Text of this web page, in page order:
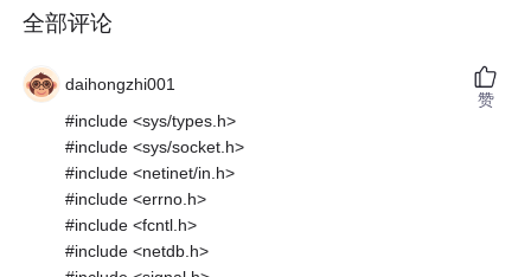
全部评论
daihongzhi001
#include <sys/types.h>
#include <sys/socket.h>
#include <netinet/in.h>
#include <errno.h>
#include <fcntl.h>
#include <netdb.h>
赞